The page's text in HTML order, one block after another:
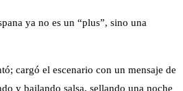
ya no es un “plus”, sino una
cargó el escenario con un mensaje de
y bailando salsa, sellando una noche